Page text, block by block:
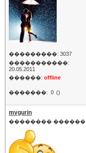
���������: 3037
�����������:
20.05.2011
������: offline
�������: 0 ()
mvgurin
�������� ������